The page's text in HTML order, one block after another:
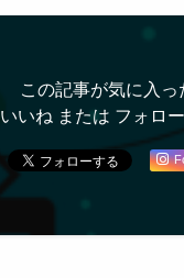
この記事が気に入っ
いいね または フォロ